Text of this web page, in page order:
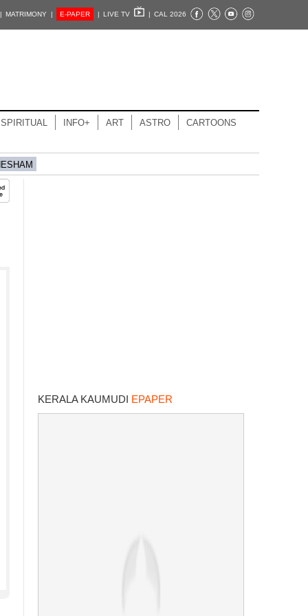
| MATRIMONY | E-PAPER | LIVE TV | CAL 2026
SPIRITUAL INFO+ ART ASTRO CARTOONS
KERALA KAUMUDI EPAPER